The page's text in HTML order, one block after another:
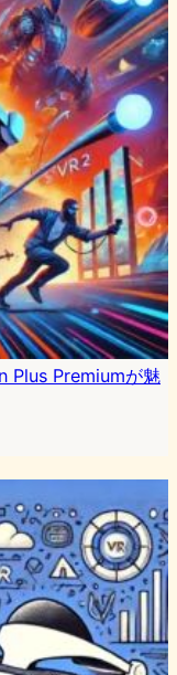
Plus Premiumが魅